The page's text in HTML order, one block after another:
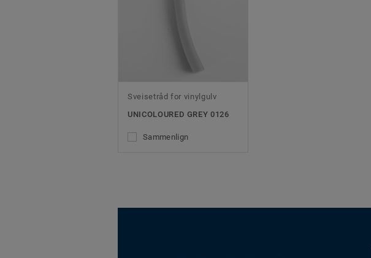
Sveisetråd for vinylgulv
UNICOLOURED GREY 0126
Sammenlign